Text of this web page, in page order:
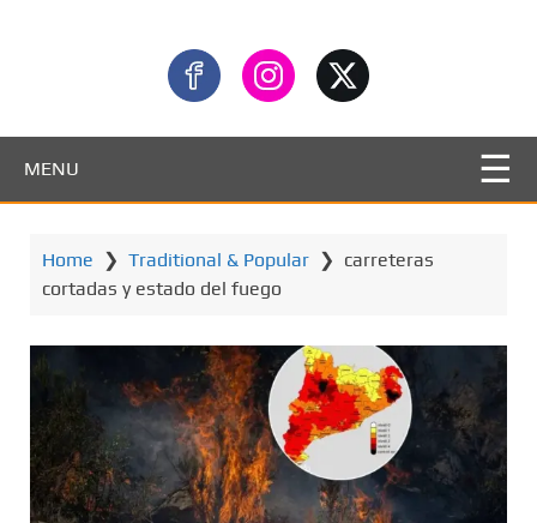
MENU
Home ❯ Traditional & Popular ❯ carreteras
cortadas y estado del fuego